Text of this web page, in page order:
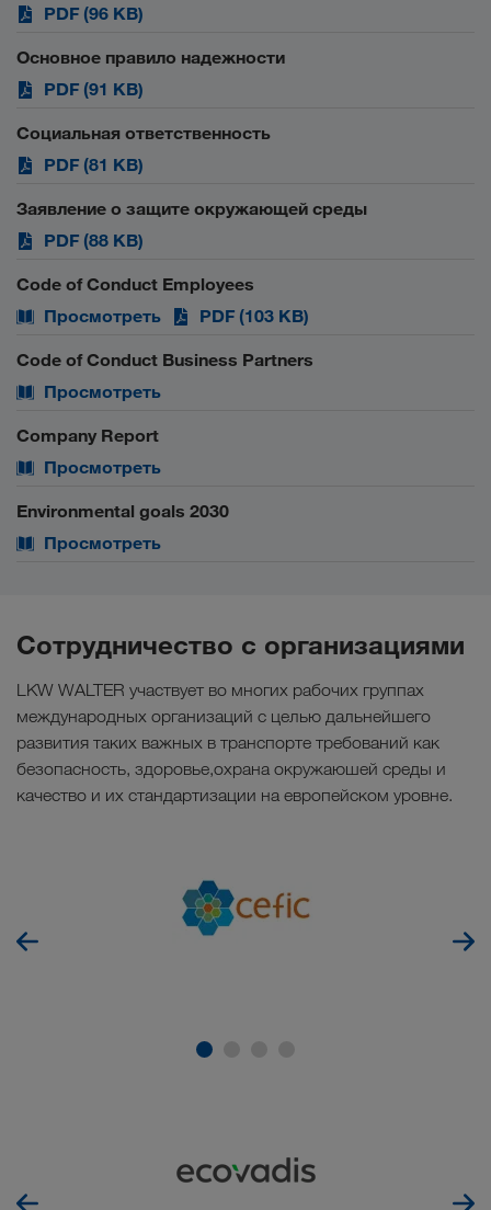
PDF (96 KB)
Основное правило надежности
PDF (91 KB)
Социальная ответственность
PDF (81 KB)
Заявление о защите окружающей среды
PDF (88 KB)
Code of Conduct Employees
Просмотреть
PDF (103 KB)
Code of Conduct Business Partners
Просмотреть
Company Report
Просмотреть
Environmental goals 2030
Просмотреть
Сотрудничество с организациями
LKW WALTER участвует во многих рабочих группах
международных организаций с целью дальнейшего
развития таких важных в транспорте требований как
безопасность, здоровье,охрана окружаюшей среды и
качество и их стандартизации на европейском уровне.